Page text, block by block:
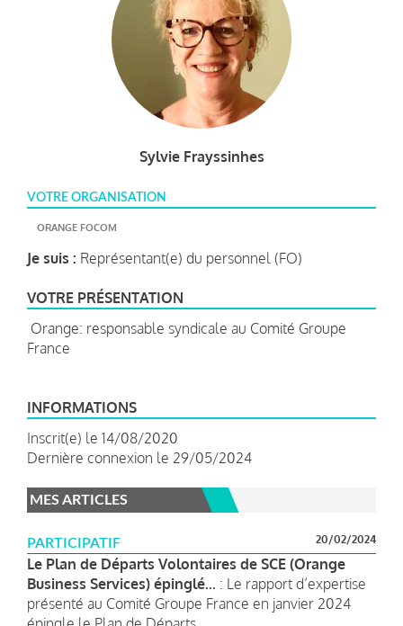
Sylvie Frayssinhes
VOTRE ORGANISATION
ORANGE FOCOM
Je suis : Représentant(e) du personnel (FO)
VOTRE PRÉSENTATION
Orange: responsable syndicale au Comité Groupe
France
INFORMATIONS
Inscrit(e) le 14/08/2020
Dernière connexion le 29/05/2024
MES ARTICLES
PARTICIPATIF 20/02/2024
Le Plan de Départs Volontaires de SCE (Orange
Business Services) épinglé... : Le rapport d’expertise
présenté au Comité Groupe France en janvier 2024